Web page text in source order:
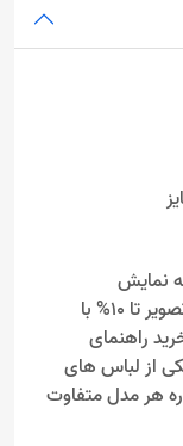
نمایش
دستگاه‌های مختلف، رنگ محصولات در تصویر تا 10% با
راهنمای
یکی از لباس های
هر مدل متفاوت